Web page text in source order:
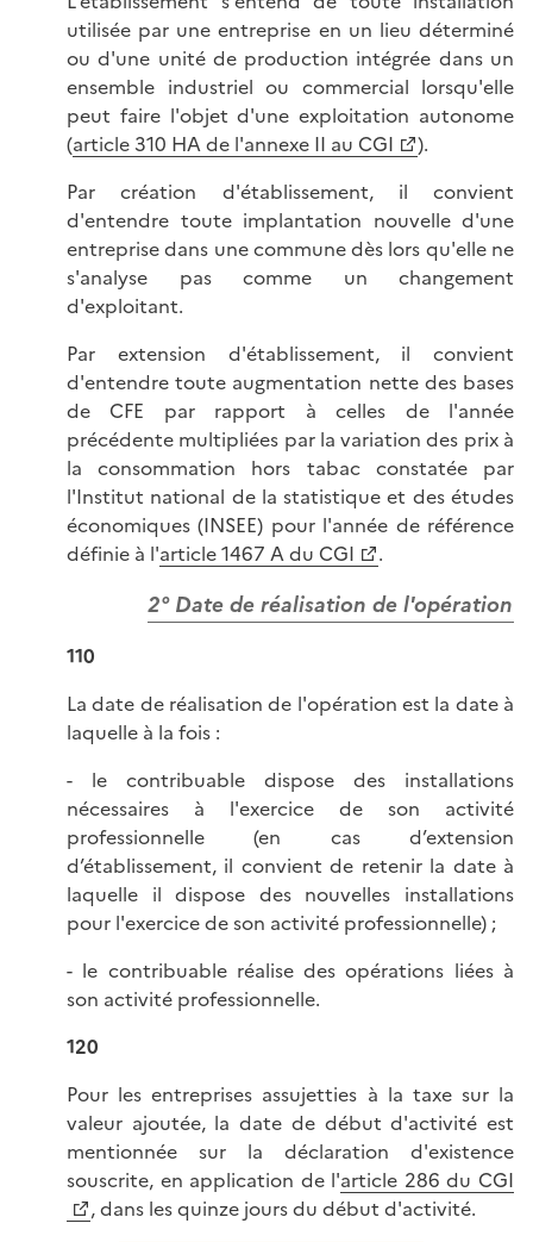
utilisée par une entreprise en un lieu déterminé
ou d'une unité de production intégrée dans un
ensemble industriel ou commercial lorsqu'elle
peut faire l'objet d'une exploitation autonome
(article 310 HA de l'annexe II au CGI
).
Par création d'établissement, il convient
d'entendre toute implantation nouvelle d'une
entreprise dans une commune dès lors qu'elle ne
s'analyse pas comme un changement
d'exploitant.
Par extension d'établissement, il convient
d'entendre toute augmentation nette des bases
de CFE par rapport à celles de l'année
précédente multipliées par la variation des prix à
la consommation hors tabac constatée par
l'Institut national de la statistique et des études
économiques (INSEE) pour l'année de référence
définie à l'article 1467 A du CGI .
2° Date de réalisation de l'opération
110
La date de réalisation de l'opération est la date à
laquelle à la fois :
- le contribuable dispose des installations
nécessaires à l'exercice de son activité
professionnelle (en cas d’extension
d’établissement, il convient de retenir la date à
laquelle il dispose des nouvelles installations
pour l'exercice de son activité professionnelle) ;
- le contribuable réalise des opérations liées à
son activité professionnelle.
120
Pour les entreprises assujetties à la taxe sur la
valeur ajoutée, la date de début d'activité est
mentionnée sur la déclaration d'existence
souscrite, en application de l'article 286 du CGI
, dans les quinze jours du début d'activité.